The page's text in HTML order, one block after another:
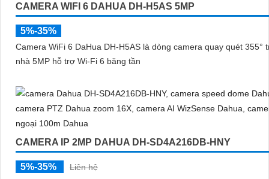
CAMERA WIFI 6 DAHUA DH-H5AS 5MP
5%-35%
Camera WiFi 6 DaHua DH-H5AS là dòng camera quay quét 355°
nhà 5MP hỗ trợ Wi-Fi 6 băng tần
CAMERA IP 2MP DAHUA DH-SD4A216DB-HNY
5%-35%
Liên hệ